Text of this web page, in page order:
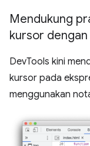
Mendukung
kursor
DevTools kini
kursor pada
menggunakan